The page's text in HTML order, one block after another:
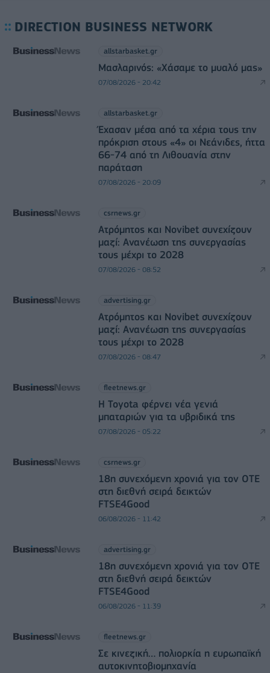
DIRECTION BUSINESS NETWORK
allstarbasket.gr
Μασλαρινός: «Χάσαμε το μυαλό μας»
07/08/2026 - 20:42
allstarbasket.gr
Έχασαν μέσα από τα χέρια τους την
πρόκριση στους «4» οι Νεάνιδες, ήττα
66-74 από τη Λιθουανία στην
παράταση
07/08/2026 - 20:09
csrnews.gr
Ατρόμητος και Novibet συνεχίζουν
μαζί: Ανανέωση της συνεργασίας
τους μέχρι το 2028
07/08/2026 - 08:52
advertising.gr
Ατρόμητος και Novibet συνεχίζουν
μαζί: Ανανέωση της συνεργασίας
τους μέχρι το 2028
07/08/2026 - 08:47
fleetnews.gr
Η Toyota φέρνει νέα γενιά
μπαταριών για τα υβριδικά της
07/08/2026 - 05:22
csrnews.gr
18η συνεχόμενη χρονιά για τον ΟΤΕ
στη διεθνή σειρά δεικτών
FTSE4Good
06/08/2026 - 11:42
advertising.gr
18η συνεχόμενη χρονιά για τον ΟΤΕ
στη διεθνή σειρά δεικτών
FTSE4Good
06/08/2026 - 11:39
fleetnews.gr
Σε κινεζική… πολιορκία η ευρωπαϊκή
αυτοκινητοβιομηχανία